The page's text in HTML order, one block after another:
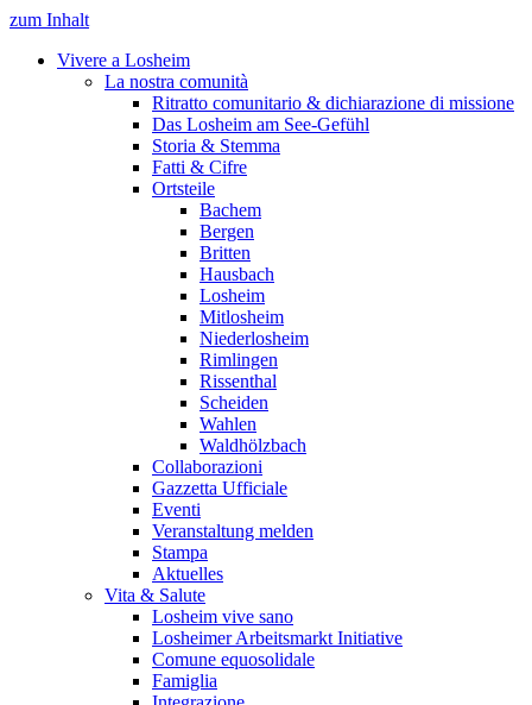
zum Inhalt
Vivere a Losheim
La nostra comunità
Ritratto comunitario & dichiarazione di missione
Das Losheim am See-Gefühl
Storia & Stemma
Fatti & Cifre
Ortsteile
Bachem
Bergen
Britten
Hausbach
Losheim
Mitlosheim
Niederlosheim
Rimlingen
Rissenthal
Scheiden
Wahlen
Waldhölzbach
Collaborazioni
Gazzetta Ufficiale
Eventi
Veranstaltung melden
Stampa
Aktuelles
Vita & Salute
Losheim vive sano
Losheimer Arbeitsmarkt Initiative
Comune equosolidale
Famiglia